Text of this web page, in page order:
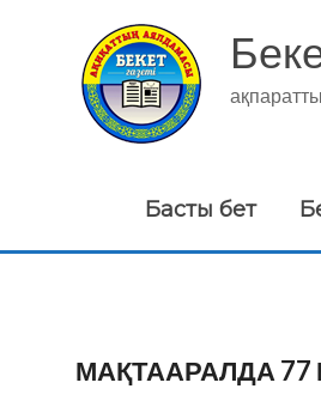
Басты бет
МАҚТААРАЛДА